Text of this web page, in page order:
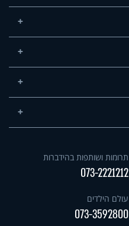
תרומות ושותפות בהידברות
073-2221212
עולם הילדים
073-3592800